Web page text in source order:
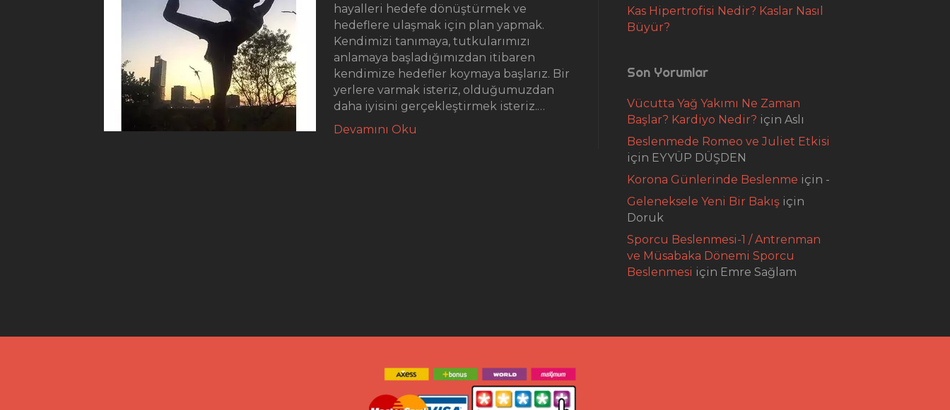
hayalleri hedefe dönüştürmek ve
hedeflere ulaşmak için plan yapmak.
Kendimizi tanımaya, tutkularımızı
anlamaya başladığımızdan itibaren
kendimize hedefler koymaya başlarız. Bir
yerlere varmak isteriz, olduğumuzdan
daha iyisini gerçekleştirmek isteriz.…
Devamını Oku
Kas Hipertrofisi Nedir? Kaslar Nasıl
Büyür?
Son Yorumlar
Vücutta Yağ Yakımı Ne Zaman
Başlar? Kardiyo Nedir? için Aslı
Beslenmede Romeo ve Juliet Etkisi
için EYYÜP DÜŞDEN
Korona Günlerinde Beslenme için -
Geleneksele Yeni Bir Bakış için
Doruk
Sporcu Beslenmesi-1 / Antrenman
ve Müsabaka Dönemi Sporcu
Beslenmesi için Emre Sağlam